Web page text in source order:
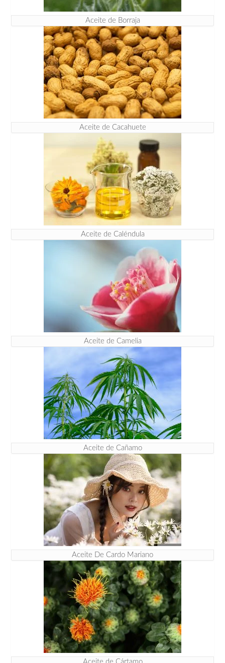
Aceite de Borraja
Aceite de Cacahuete
Aceite de Caléndula
Aceite de Camelia
Aceite de Cañamo
Aceite De Cardo Mariano